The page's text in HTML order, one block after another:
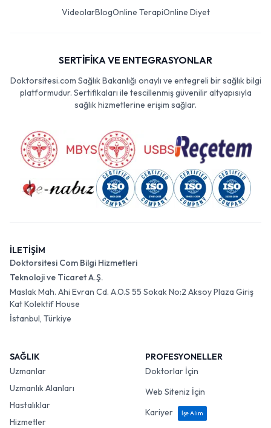
VideolarBlogOnline TerapiOnline Diyet
SERTİFİKA VE ENTEGRASYONLAR
Doktorsitesi.com Sağlık Bakanlığı onaylı ve entegreli bir sağlık bilgi
platformudur. Sertifikaları ile tescillenmiş güvenilir altyapısıyla
sağlık hizmetlerine erişim sağlar.
İLETİŞİM
Doktorsitesi Com Bilgi Hizmetleri
Teknoloji ve Ticaret A.Ş.
Maslak Mah. Ahi Evran Cd. A.O.S 55 Sokak No:2 Aksoy Plaza Giriş
Kat Kolektif House
İstanbul, Türkiye
SAĞLIK
Uzmanlar
Uzmanlık Alanları
Hastalıklar
Hizmetler
PROFESYONELLER
Doktorlar İçin
Web Siteniz İçin
Kariyer
İşe Alım